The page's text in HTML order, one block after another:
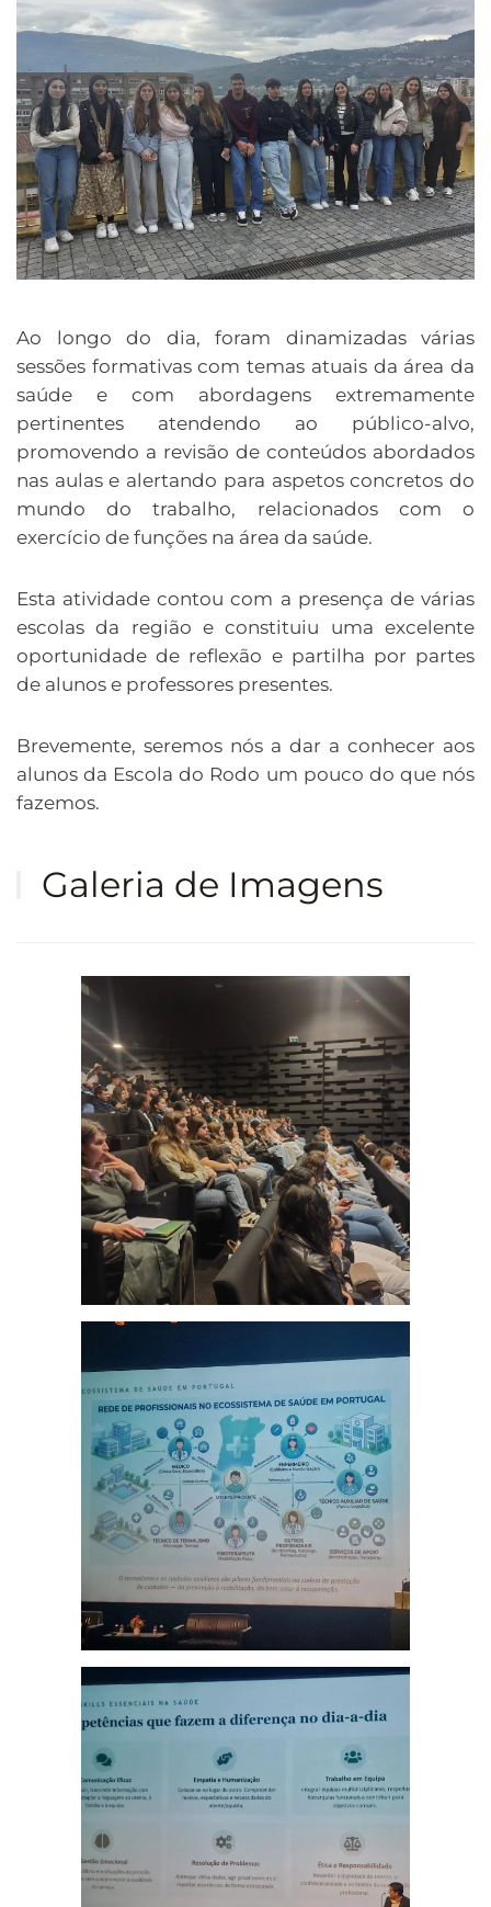
Ao longo do dia, foram dinamizadas várias
sessões formativas com temas atuais da área da
saúde e com abordagens extremamente
pertinentes atendendo ao público-alvo,
promovendo a revisão de conteúdos abordados
nas aulas e alertando para aspetos concretos do
mundo do trabalho, relacionados com o
exercício de funções na área da saúde.
Esta atividade contou com a presença de várias
escolas da região e constituiu uma excelente
oportunidade de reflexão e partilha por partes
de alunos e professores presentes.
Brevemente, seremos nós a dar a conhecer aos
alunos da Escola do Rodo um pouco do que nós
fazemos.
Galeria de Imagens
Ampliar
Ampliar
Ampliar